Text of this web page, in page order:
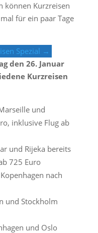
können Kurzreisen
für ein paar Tage
Spezial →
den 26. Januar
Kurzreisen
und
inklusive Flug ab
und Rijeka bereits
725 Euro
nach
und Stockholm
und Oslo